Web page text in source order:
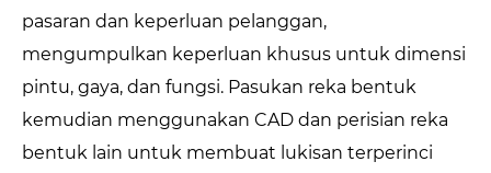
pasaran dan keperluan pelanggan,
mengumpulkan keperluan khusus untuk dimensi
pintu, gaya, dan fungsi. Pasukan reka bentuk
kemudian menggunakan CAD dan perisian reka
bentuk lain untuk membuat lukisan terperinci